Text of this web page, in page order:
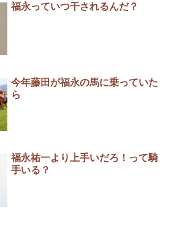
福永っていつ干されるんだ？
今年藤田が福永の馬に乗っていた
ら
福永祐一より上手いだろ！って騎
手いる？